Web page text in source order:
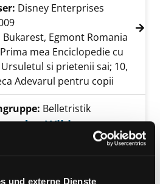
und externe Dienste
von Tundra anzeigen
Disney Enterprises
Bukarest, Egmont Romania
Prima mea Enciclopedie cu
si prietenii sai; 10,
Adevarul pentru copii
Belletristik
des Wikingers